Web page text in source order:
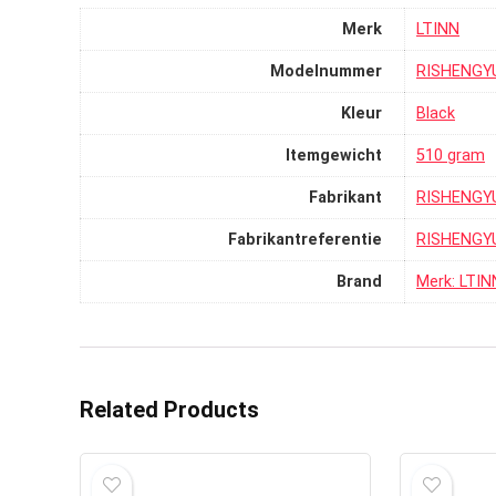
Merk ‎LTINN
Modelnummer
Kleur ‎Black
Itemgewicht ‎510 gram
Fabrikant
Fabrikantreferentie
Brand Merk:
Related Products